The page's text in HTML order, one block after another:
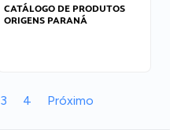
CATÁLOGO DE PRODUTOS
ORIGENS PARANÁ
3 4 Próximo